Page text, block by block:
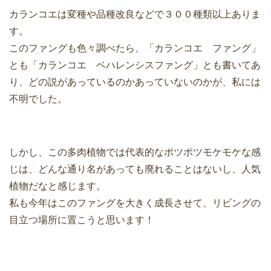
カランコエは変種や品種改良などで３００種類以上ありま
す。
このファングも色々調べたら、「カランコエ ファング」
とも「カランコエ ベハレンシスファング」とも書いてあ
り、どの説があっているのかあっていないのかが、私には
不明でした。
しかし、この多肉植物では代表的なポツポツモケモケな感
じは、どんな通り名があっても廃れることはないし、人気
植物だなと感じます。
私も今年はこのファングを大きく成長させて、リビングの
目立つ場所に置こうと思います！